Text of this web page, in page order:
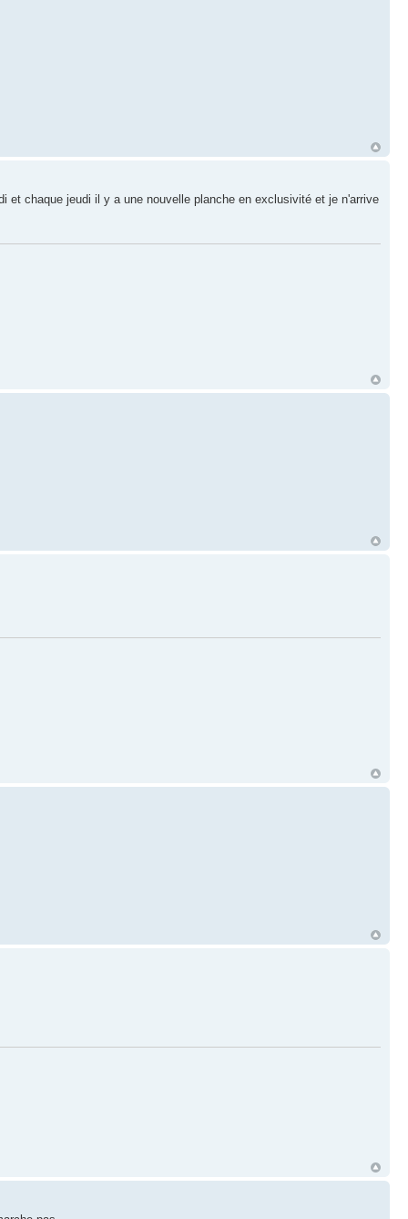
et chaque jeudi il y a une nouvelle planche en exclusivité et je n'arrive